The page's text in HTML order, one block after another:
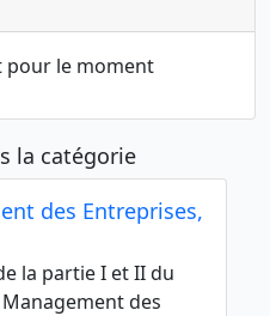
pour le moment
la catégorie
des Entreprises,
la partie I et II du
des